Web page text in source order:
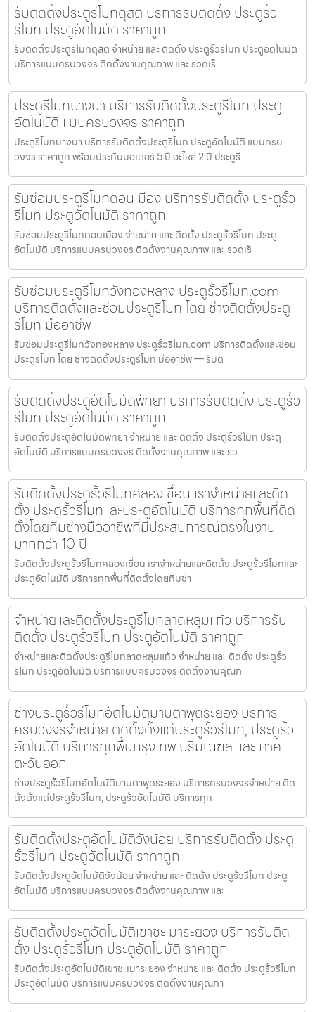
รับติดตั้งประตูรีโมทดุสิต บริการรับติดตั้ง ประตูรั้ว
รีโมท ประตูอัตโนมัติ ราคาถูก
รับติดตั้งประตูรีโมทดุสิต จำหน่าย และ ติดตั้ง ประตูรั้วรีโมท ประตูอัตโนมัติ
บริการแบบครบวงจร ติดตั้งงานคุณภาพ และ รวดเร็
ประตูรีโมทบางนา บริการรับติดตั้งประตูรีโมท ประตู
อัตโนมัติ แบบครบวงจร ราคาถูก
ประตูรีโมทบางนา บริการรับติดตั้งประตูรีโมท ประตูอัตโนมัติ แบบครบ
วงจร ราคาถูก พร้อมประกันมอเตอร์ 5 ปี อะไหล่ 2 ปี ประตูรี
รับซ่อมประตูรีโมทดอนเมือง บริการรับติดตั้ง ประตูรั้ว
รีโมท ประตูอัตโนมัติ ราคาถูก
รับซ่อมประตูรีโมทดอนเมือง จำหน่าย และ ติดตั้ง ประตูรั้วรีโมท ประตู
อัตโนมัติ บริการแบบครบวงจร ติดตั้งงานคุณภาพ และ รวดเร็
รับซ่อมประตูรีโมทวังทองหลาง ประตูรั้วรีโมท.com
บริการติดตั้งและซ่อมประตูรีโมท โดย ช่างติดตั้งประตู
รีโมท มืออาชีพ
รับซ่อมประตูรีโมทวังทองหลาง ประตูรั้วรีโมท.com บริการติดตั้งและซ่อม
ประตูรีโมท โดย ช่างติดตั้งประตูรีโมท มืออาชีพ — รับติ
รับติดตั้งประตูอัตโนมัติพัทยา บริการรับติดตั้ง ประตูรั้ว
รีโมท ประตูอัตโนมัติ ราคาถูก
รับติดตั้งประตูอัตโนมัติพัทยา จำหน่าย และ ติดตั้ง ประตูรั้วรีโมท ประตู
อัตโนมัติ บริการแบบครบวงจร ติดตั้งงานคุณภาพ และ รว
รับติดตั้งประตูรั้วรีโมทคลองเขื่อน เราจำหน่ายและติด
ตั้ง ประตูรั้วรีโมทและประตูอัตโนมัติ บริการทุกพื้นที่ติด
ตั้งโดยทีมช่างมืออาชีพที่มีประสบการณ์ตรงในงาน
มากกว่า 10 ปี
รับติดตั้งประตูรั้วรีโมทคลองเขื่อน เราจำหน่ายและติดตั้ง ประตูรั้วรีโมทและ
ประตูอัตโนมัติ บริการทุกพื้นที่ติดตั้งโดยทีมช่า
จำหน่ายและติดตั้งประตูรีโมทลาดหลุมแก้ว บริการรับ
ติดตั้ง ประตูรั้วรีโมท ประตูอัตโนมัติ ราคาถูก
จำหน่ายและติดตั้งประตูรีโมทลาดหลุมแก้ว จำหน่าย และ ติดตั้ง ประตูรั้ว
รีโมท ประตูอัตโนมัติ บริการแบบครบวงจร ติดตั้งงานคุณภ
ช่างประตูรั้วรีโมทอัตโนมัติมาบตาพุดระยอง บริการ
ครบวงจรจำหน่าย ติดตั้งตั้งแต่ประตูรั้วรีโมท, ประตูรั้ว
อัตโนมัติ บริการทุกพื้นกรุงเทพ ปริมณฑล และ ภาค
ตะวันออก
ช่างประตูรั้วรีโมทอัตโนมัติมาบตาพุดระยอง บริการครบวงจรจำหน่าย ติด
ตั้งตั้งแต่ประตูรั้วรีโมท, ประตูรั้วอัตโนมัติ บริการทุก
รับติดตั้งประตูอัตโนมัติวังน้อย บริการรับติดตั้ง ประตู
รั้วรีโมท ประตูอัตโนมัติ ราคาถูก
รับติดตั้งประตูอัตโนมัติวังน้อย จำหน่าย และ ติดตั้ง ประตูรั้วรีโมท ประตู
อัตโนมัติ บริการแบบครบวงจร ติดตั้งงานคุณภาพ และ
รับติดตั้งประตูอัตโนมัติเขาชะเมาระยอง บริการรับติด
ตั้ง ประตูรั้วรีโมท ประตูอัตโนมัติ ราคาถูก
รับติดตั้งประตูอัตโนมัติเขาชะเมาระยอง จำหน่าย และ ติดตั้ง ประตูรั้วรีโมท
ประตูอัตโนมัติ บริการแบบครบวงจร ติดตั้งงานคุณภา